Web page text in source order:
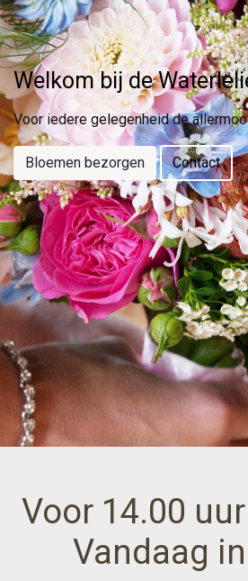
Welkom bij de
Voor iedere gelegenheid de
Bloemen bezorgen Contact
Voor 14.00
Vandaag